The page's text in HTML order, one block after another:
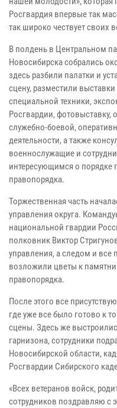
Росгвардия впервые так
так широко чествует своих
В полдень в Центральном
Новосибирска собрались
здесь разбили палатки и
сцену, разместили
специальной техники,
Росгвардии, фотовыставку,
служебно-боевой,
деятельности, а также
военнослужащие и
интересующимся о порядке
правопорядка.
Торжественная часть
управления округа.
национальной гвардии
полковник Виктор
управления, а следом и все
возложили цветы к
правопорядка.
После этого все
где уже все было готово к
сцены. Здесь же
гарнизона, сотрудники
Новосибирской области,
Росгвардии Сибирского
«Всех ветеранов войск,
сотрудников поздравляю с